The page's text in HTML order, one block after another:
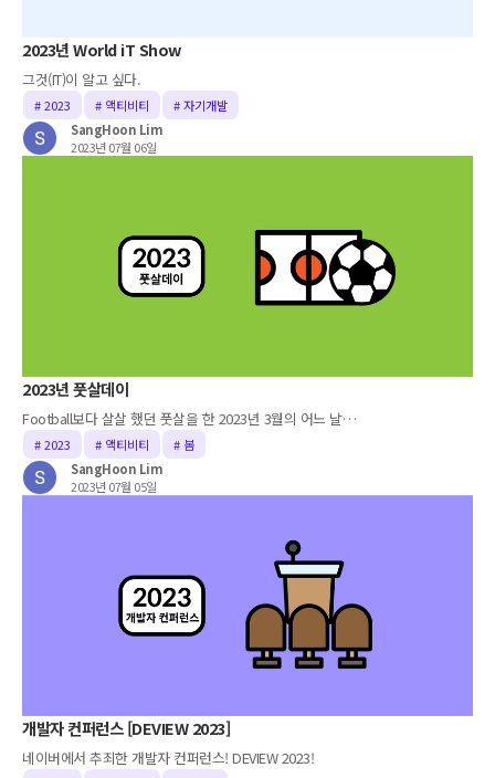
2023년 World iT Show
그것(IT)이 알고 싶다.
# 2023 # 액티비티
# 자기개발
SangHoon Lim
2023년 07월 06일
2023년 풋살데이
Football보다 살살 했던 풋살을 한 2023년 3월의 어느 날…
# 2023 # 액티비티
# 봄
SangHoon Lim
2023년 07월 05일
개발자 컨퍼런스 [DEVIEW 2023]
네이버에서 추죄한 개발자 컨퍼런스! DEVIEW 2023!